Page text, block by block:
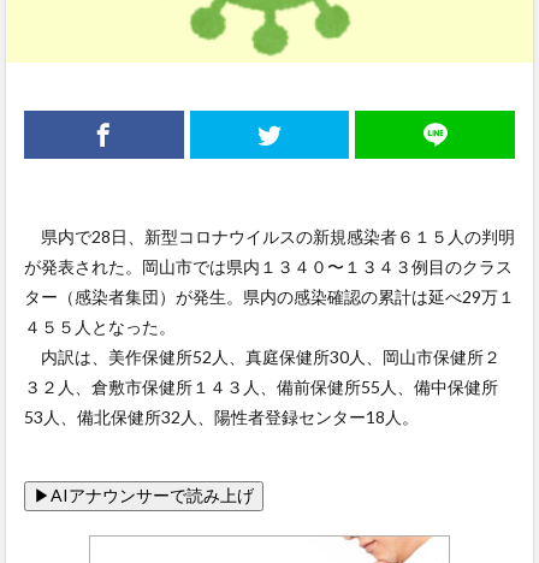
県内で28日、新型コロナウイルスの新規感染者６１５人の判明
が発表された。岡山市では県内１３４０〜１３４３例目のクラス
ター（感染者集団）が発生。県内の感染確認の累計は延べ29万１
４５５人となった。
内訳は、美作保健所52人、真庭保健所30人、岡山市保健所２
３２人、倉敷市保健所１４３人、備前保健所55人、備中保健所
53人、備北保健所32人、陽性者登録センター18人。